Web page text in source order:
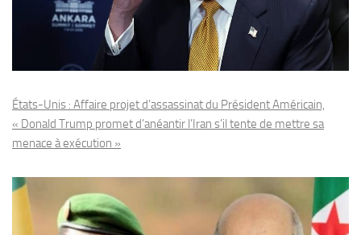
États-Unis : Affaire projet d’assassinat du Président Américain,
« Donald Trump promet d’anéantir l’Iran s’il tente de mettre sa
menace à exécution »